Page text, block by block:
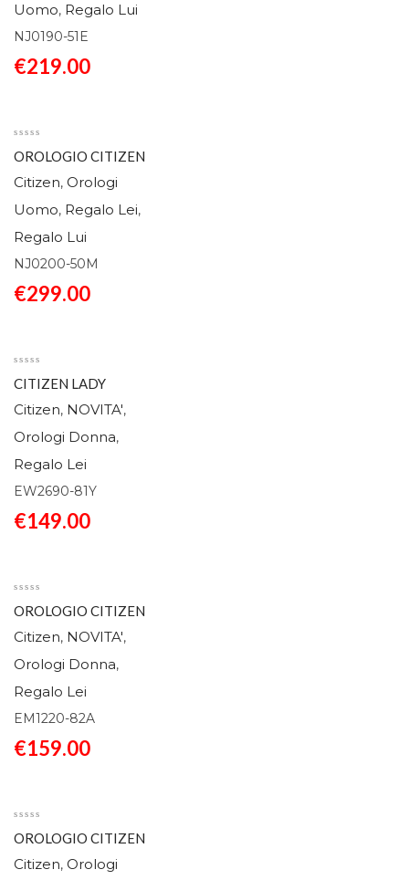
Uomo, Regalo Lui
NJ0190-51E
€219.00
OROLOGIO CITIZEN
AUTOMATICO
Citizen, Orologi
Uomo, Regalo Lei,
Regalo Lui
NJ0200-50M
€299.00
CITIZEN LADY
EW2690-81Y
Citizen, NOVITA',
Orologi Donna,
Regalo Lei
EW2690-81Y
€149.00
OROLOGIO CITIZEN
LADY EM1220-82A
Citizen, NOVITA',
Orologi Donna,
Regalo Lei
EM1220-82A
€159.00
OROLOGIO CITIZEN
ECO DRIVE ELEGANCE
Citizen, Orologi